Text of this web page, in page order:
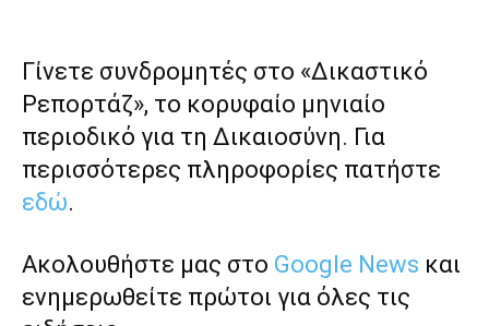
Γίνετε συνδρομητές στο «Δικαστικό
Ρεπορτάζ», το κορυφαίο μηνιαίο
περιοδικό για τη Δικαιοσύνη. Για
περισσότερες πληροφορίες πατήστε
εδώ.
Ακολουθήστε μας στο Google News και
ενημερωθείτε πρώτοι για όλες τις